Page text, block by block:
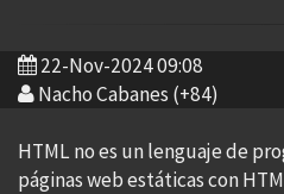
22-Nov-2024 09:08
Nacho Cabanes (+84)
HTML no es un lenguaje de
páginas web estáticas con